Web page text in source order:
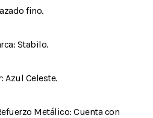
fino.
Stabilo.
Azul Celeste.
Metálico: Cuenta con